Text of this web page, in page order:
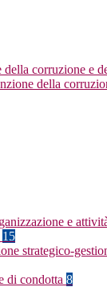
corruzione e
della
e
15
strategico-
di condotta 8